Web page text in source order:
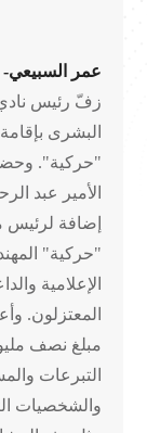
عمر
زفّ رئيس نادي
البشرى
"حركية".
الأمير عبد
إضافة لرئيس
"حركية"
الإعلامية
المعتزلون.
مبلغ نصف
التبرعات
والشخصيات